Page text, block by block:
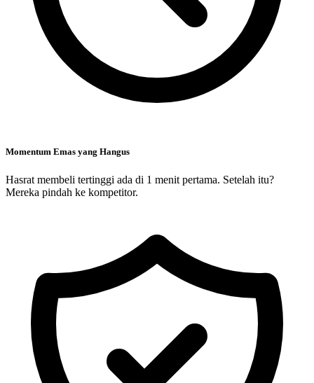
Momentum Emas yang Hangus
Hasrat membeli tertinggi ada di 1 menit pertama. Setelah itu?
Mereka pindah ke kompetitor.